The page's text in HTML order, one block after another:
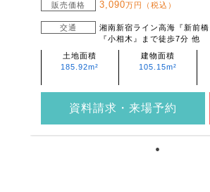
販売価格 3,090万円（税込）
交通
湘南新宿ライン高海『新前
『小相木』まで徒歩7分 他
土地面積
185.92m²
建物面積
105.15m²
資料請求・来場予約